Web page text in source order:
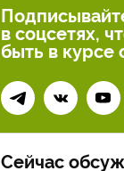
в соцсетях,
быть в курсе
Сейчас